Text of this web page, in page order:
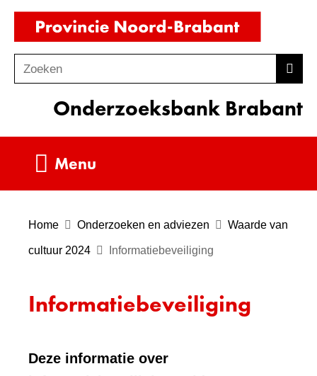
Ga
de
inhoud
o
Zoeken
Onderzoeksbank Brabant
Menu
Home Onderzoeken en adviezen Waarde van
cultuur 2024 Informatiebeveiliging
Informatiebeveiliging
Deze informatie over